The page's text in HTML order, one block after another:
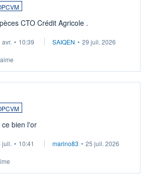
CTO Crédit Agricole .
avr. • 10:39 SAIQEN • 29 juil. 2026
bien l'or
juil. • 10:41 marino83 • 25 juil. 2026